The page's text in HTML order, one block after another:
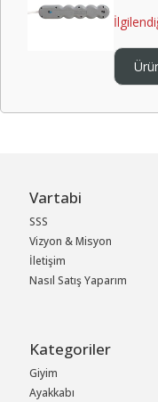
Vartabi
SSS
Vizyon & Misyon
İletişim
Nasıl Satış Yaparım
Kategoriler
Giyim
Ayakkabı